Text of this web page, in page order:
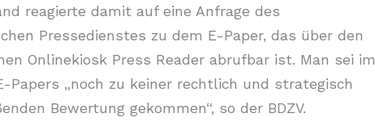
reagierte damit auf eine Anfrage des
Pressedienstes zu dem E-Paper, das über den
Onlinekiosk Press Reader abrufbar ist. Man sei im
Papers „noch zu keiner rechtlich und strategisch
Bewertung gekommen“, so der BDZV.